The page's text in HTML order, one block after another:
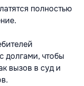
полностью
долгами, чтобы
вызов в суд и